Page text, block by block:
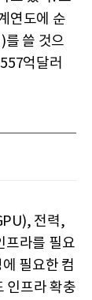
연도에 순
쓸 것으
억달러
전력,
프라를 필요
필요한 컴
인프라 확충